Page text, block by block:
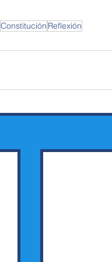
Constitución Reflexión